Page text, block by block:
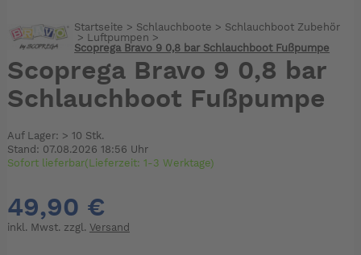
Startseite > Schlauchboote > Schlauchboot Zubehör
> Luftpumpen >
Scoprega Bravo 9 0,8 bar Schlauchboot Fußpumpe
Scoprega Bravo 9 0,8 bar
Schlauchboot Fußpumpe
Auf Lager: > 10 Stk.
Stand: 07.08.2026 18:56 Uhr
Sofort lieferbar(Lieferzeit: 1-3 Werktage)
49,90 €
inkl. Mwst. zzgl. Versand